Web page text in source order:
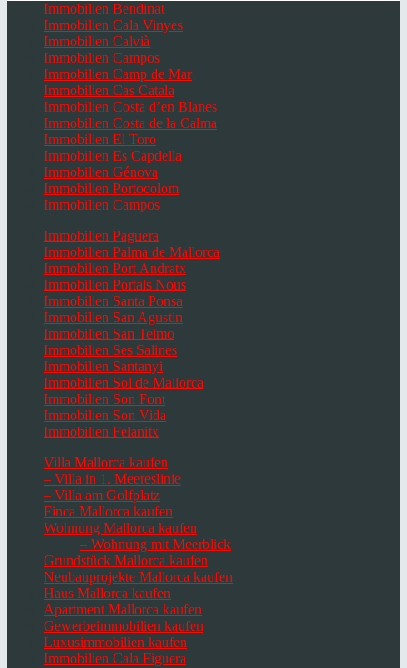
Immobilien Bendinat
Immobilien Cala Vinyes
Immobilien Calvià
Immobilien Campos
Immobilien Camp de Mar
Immobilien Cas Catala
Immobilien Costa d’en Blanes
Immobilien Costa de la Calma
Immobilien El Toro
Immobilien Es Capdella
Immobilien Génova
Immobilien Portocolom
Immobilien Campos
Immobilien Paguera
Immobilien Palma de Mallorca
Immobilien Port Andratx
Immobilien Portals Nous
Immobilien Santa Ponsa
Immobilien San Agustin
Immobilien San Telmo
Immobilien Ses Salines
Immobilien Santanyi
Immobilien Sol de Mallorca
Immobilien Son Font
Immobilien Son Vida
Immobilien Felanitx
Villa Mallorca kaufen
– Villa in 1. Meereslinie
– Villa am Golfplatz
Finca Mallorca kaufen
Wohnung Mallorca kaufen
– Wohnung mit Meerblick
Grundstück Mallorca kaufen
Neubauprojekte Mallorca kaufen
Haus Mallorca kaufen
Apartment Mallorca kaufen
Gewerbeimmobilien kaufen
Luxusimmobilien kaufen
Immobilien Cala Figuera